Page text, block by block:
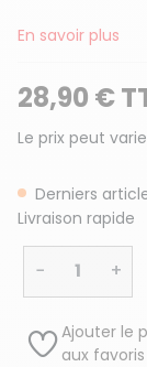
En savoir plus
28,90 €
Le prix peut
Derniers
Livraison rapide
− +
Ajouter le
aux favoris